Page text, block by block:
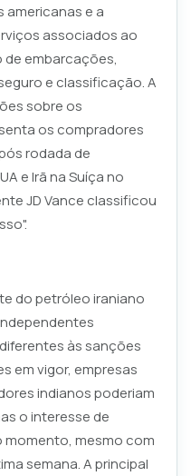
americanas e a
associados ao
embarcações,
e classificação. A
sobre os
os compradores
rodada de
e Irã na Suíça no
JD Vance classificou
do petróleo iraniano
às sanções
em vigor, empresas
indianos poderiam
o interesse de
momento, mesmo com
semana. A principal